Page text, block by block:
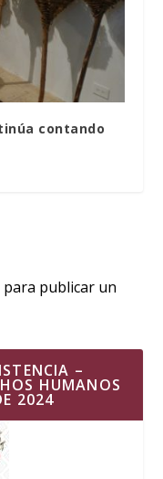
contando
para publicar un
–
HUMANOS
2024